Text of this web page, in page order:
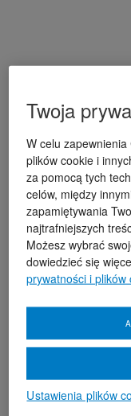
Twoja
W celu
plików cookie i
za pomocą tych
celów, między
zapamiętywania
najtrafniejszych
Możesz wybrać
dowiedzieć się
prywatności i plików
Ustawienia plików